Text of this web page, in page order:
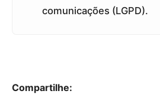
comunicações (LGPD).
Compartilhe: